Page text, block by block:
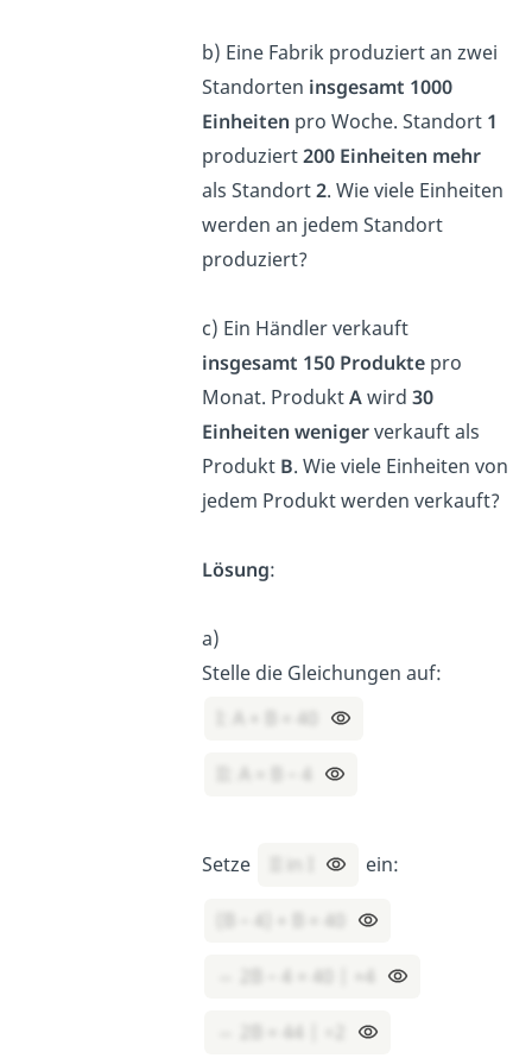
b) Eine Fabrik produziert an zwei
Standorten insgesamt 1000
Einheiten pro Woche. Standort 1
produziert200 Einheiten mehr
als Standort2. Wie viele Einheiten
werden an jedem Standort
produziert?
c) Ein Händler verkauft
insgesamt 150 Produktepro
Monat. ProduktAwird 30
Einheiten wenigerverkauft als
Produkt B. Wie viele Einheiten von
jedem Produkt werden verkauft?
Lösung:
a)
Stelle die Gleichungen auf:
I: A + B = 40
II: A = B – 4
Setze ein:
(B – 4) + B = 40
⇔ 2B – 4 = 40 | +4
⇔ 2B = 44 | ÷2